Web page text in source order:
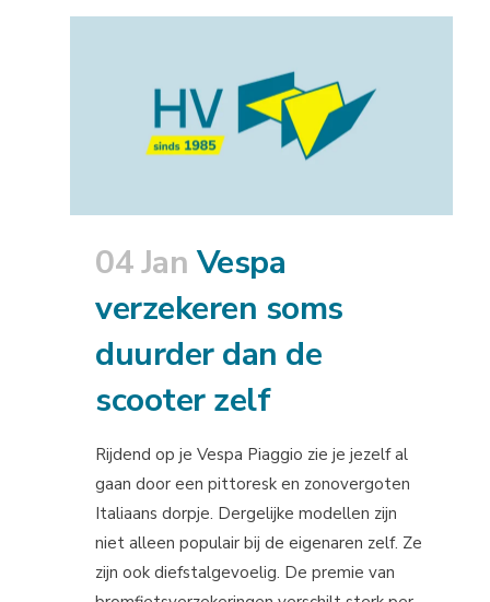
04 Jan Vespa
verzekeren soms
duurder dan de
scooter zelf
Rijdend op je Vespa Piaggio zie je jezelf al
gaan door een pittoresk en zonovergoten
Italiaans dorpje. Dergelijke modellen zijn
niet alleen populair bij de eigenaren zelf. Ze
zijn ook diefstalgevoelig. De premie van